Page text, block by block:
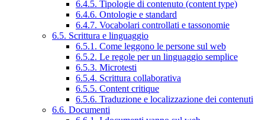
6.4.5. Tipologie di contenuto (content type)
6.4.6. Ontologie e standard
6.4.7. Vocabolari controllati e tassonomie
6.5. Scrittura e linguaggio
6.5.1. Come leggono le persone sul web
6.5.2. Le regole per un linguaggio semplice
6.5.3. Microtesti
6.5.4. Scrittura collaborativa
6.5.5. Content critique
6.5.6. Traduzione e localizzazione dei contenuti
6.6. Documenti